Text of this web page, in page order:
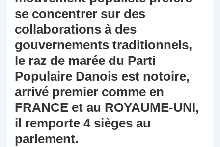
se concentrer sur des
collaborations à des
gouvernements traditionnels,
le raz de marée du Parti
Populaire Danois est notoire,
arrivé premier comme en
FRANCE et au ROYAUME-UNI,
il remporte 4 sièges au
parlement.